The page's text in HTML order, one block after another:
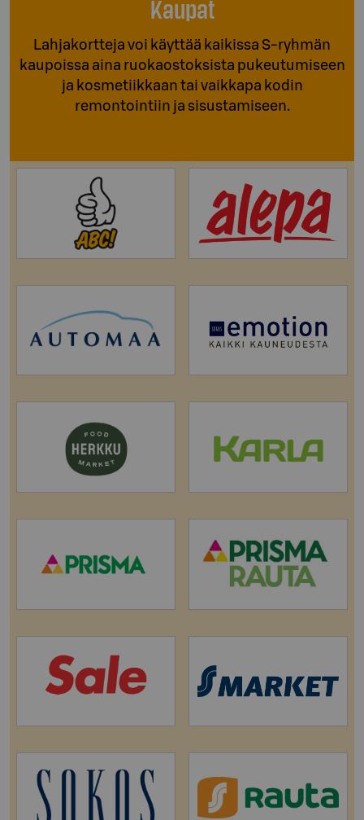
Kaupat
Lahjakortteja voi käyttää kaikissa S-ryhmän
kaupoissa aina ruokaostoksista pukeutumiseen
ja kosmetiikkaan tai vaikkapa kodin
remontointiin ja sisustamiseen.